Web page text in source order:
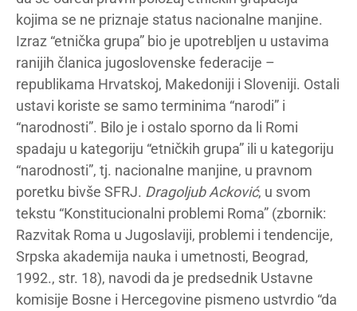
kojima se ne priznaje status nacionalne manjine.
Izraz “etnička grupa” bio je upotrebljen u ustavima
ranijih članica jugoslovenske federacije –
republikama Hrvatskoj, Makedoniji i Sloveniji. Ostali
ustavi koriste se samo terminima “narodi” i
“narodnosti”. Bilo je i ostalo sporno da li Romi
spadaju u kategoriju “etničkih grupa” ili u kategoriju
“narodnosti”, tj. nacionalne manjine, u pravnom
poretku bivše SFRJ. Dragoljub Acković, u svom
tekstu “Konstitucionalni problemi Roma” (zbornik:
Razvitak Roma u Jugoslaviji, problemi i tendencije,
Srpska akademija nauka i umetnosti, Beograd,
1992., str. 18), navodi da je predsednik Ustavne
komisije Bosne i Hercegovine pismeno ustvrdio “da